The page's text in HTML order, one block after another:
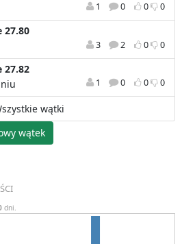
1 0 0 0
27.80
3 2 0 0
27.82
1 0 0 0
wątki
wątek
dni.